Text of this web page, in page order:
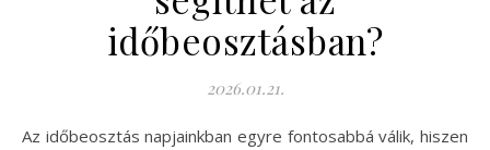
időbeosztásban?
2026.01.21.
Az időbeosztás napjainkban egyre fontosabbá válik, hiszen